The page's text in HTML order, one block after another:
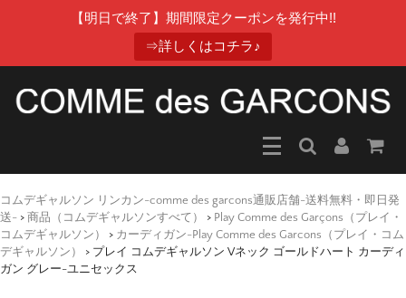
【明日で終了】期間限定クーポンを発行中!!
⇒詳しくはコチラ♪
コムデギャルソン リンカン-comme des garcons通販店舗-送料無料・即日発
送- > 商品（コムデギャルソンすべて） > Play Comme des Garçons（プレイ・
コムデギャルソン）
> カーディガン-Play Comme des Garcons（プレイ・コム
デギャルソン）
> プレイ コムデギャルソン Vネック ゴールドハート カーディ
ガン グレー-ユニセックス